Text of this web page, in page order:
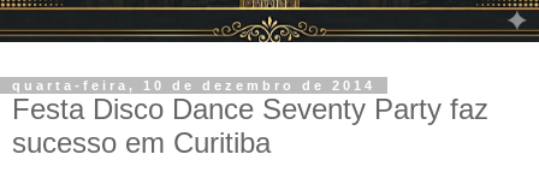
quarta-feira, 10 de dezembro de 2014
Festa Disco Dance Seventy Party faz
sucesso em Curitiba